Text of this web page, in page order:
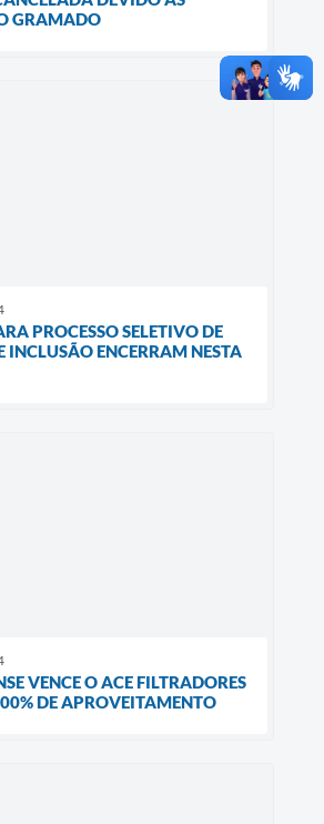
GRAMADO
PROCESSO SELETIVO DE
INCLUSÃO ENCERRAM NESTA
VENCE O ACE FILTRADORES
DE APROVEITAMENTO